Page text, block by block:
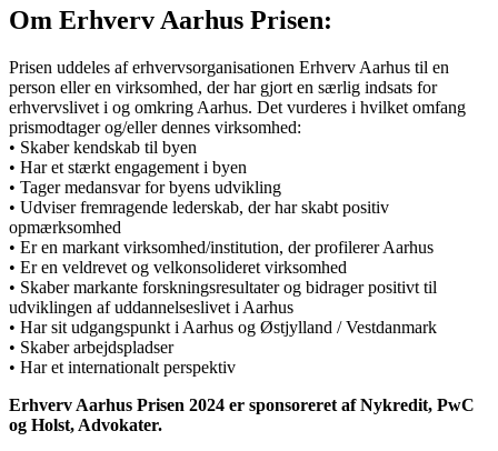
Om Erhverv Aarhus Prisen:
Prisen uddeles af erhvervsorganisationen Erhverv Aarhus til en
person eller en virksomhed, der har gjort en særlig indsats for
erhvervslivet i og omkring Aarhus. Det vurderes i hvilket omfang
prismodtager og/eller dennes virksomhed:
• Skaber kendskab til byen
• Har et stærkt engagement i byen
• Tager medansvar for byens udvikling
• Udviser fremragende lederskab, der har skabt positiv
opmærksomhed
• Er en markant virksomhed/institution, der profilerer Aarhus
• Er en veldrevet og velkonsolideret virksomhed
• Skaber markante forskningsresultater og bidrager positivt til
udviklingen af uddannelseslivet i Aarhus
• Har sit udgangspunkt i Aarhus og Østjylland / Vestdanmark
• Skaber arbejdspladser
• Har et internationalt perspektiv
Erhverv Aarhus Prisen 2024 er sponsoreret af Nykredit, PwC
og Holst, Advokater.